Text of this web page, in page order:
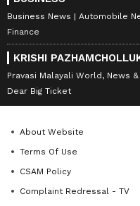
Business News Automobile
Finance
KRISHI
Pravasi Malayali World, News
Dear Big Ticket
About Website
Terms Of Use
CSAM Policy
Complaint Redressal - TV